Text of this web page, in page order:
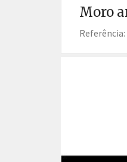
Moro
Referência: